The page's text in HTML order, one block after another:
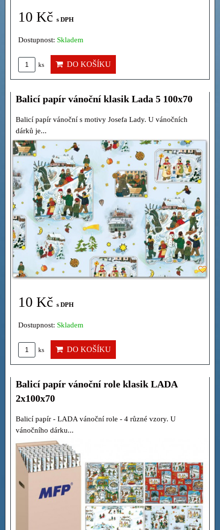
10 Kč s DPH
Dostupnost: Skladem
ks DO KOŠÍKU
Balicí papír vánoční klasik Lada 5 100x70
Balicí papír vánoční s motivy Josefa Lady. U vánočních
dárků je...
10 Kč s DPH
Dostupnost: Skladem
ks DO KOŠÍKU
Balicí papír vánoční role klasik LADA
2x100x70
Balicí papír - LADA vánoční role - 4 různé vzory. U
vánočního dárku...